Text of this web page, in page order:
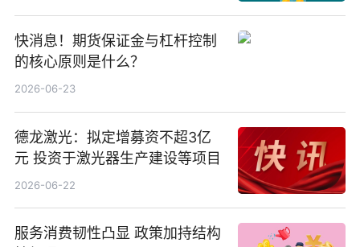
快消息！期货保证金与杠杆控制
的核心原则是什么？
2026-06-23
德龙激光：拟定增募资不超3亿
元 投资于激光器生产建设等项目
2026-06-22
服务消费韧性凸显 政策加持结构